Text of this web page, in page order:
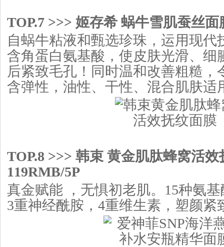
TOP.7 >>> 姬存希 蜗牛雪肌蚕丝面
自蜗牛粘液和甄选珍珠，运用现代
含角蛋白氨基酸，使皮肤光滑、细
后紧致毛孔！同时温和改善粗糙，
含弹性，油性、干性、混合肌肤适
TOP.8 >>> 韩束 黄金肌肽蜂窝活效
119RMB/5P
真金赋能 ，无惧初老肌。15种氨
3重神经酰胺，4重维生素，塑颜紧